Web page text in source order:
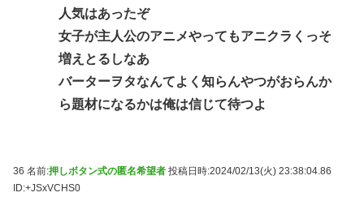
人気はあったぞ
女子が主人公のアニメやってもアニクラくっそ
増えとるしなあ
バーターヲタなんてよく知らんやつがおらんか
ら題材になるかは俺は信じて待つよ
36 名前:押しボタン式の匿名希望者 投稿日時:2024/02/13(火) 23:38:04.86
ID:+JSxVCHS0